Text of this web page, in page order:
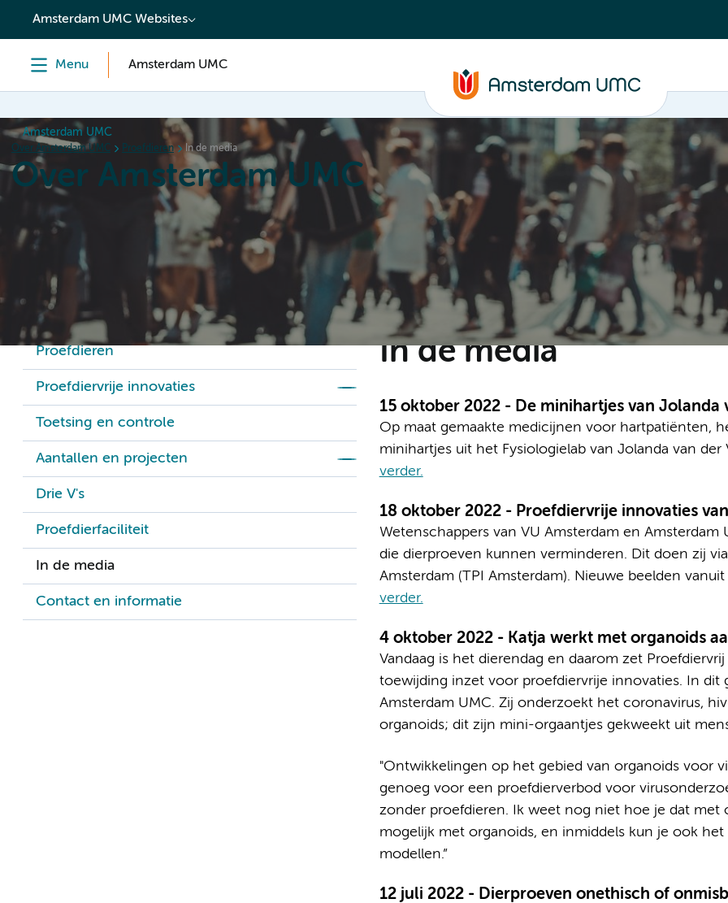
content
Amsterdam UMC Websites
Menu Amsterdam UMC
Amsterdam UMC
Over Amsterdam UMC Proefdieren In de media
Over Amsterdam UMC
Hoe wij werken Als werkgever Steun ons Evenementen Actueel Contact
Proefdieren
Proefdiervrije innovaties
Toetsing en controle
Aantallen en projecten
Drie V's
Proefdierfaciliteit
In de media
Contact en informatie
In de media
15 oktober 2022 - De minihartjes van
Op maat gemaakte medicijnen voor hartpatiënten,
minihartjes uit het Fysiologielab van Jolanda van
verder.
18 oktober 2022 - Proefdiervrije innovaties
Wetenschappers van VU Amsterdam en
die dierproeven kunnen verminderen. Dit doen zij
Amsterdam (TPI Amsterdam). Nieuwe beelden
verder.
4 oktober 2022 - Katja werkt met organoids
Vandaag is het dierendag en daarom zet
toewijding inzet voor proefdiervrije innovaties. In dit
Amsterdam UMC. Zij onderzoekt het coronavirus,
organoids; dit zijn mini-orgaantjes gekweekt uit
"Ontwikkelingen op het gebied van organoids voor
genoeg voor een proefdierverbod voor
zonder proefdieren. Ik weet nog niet hoe je dat met
mogelijk met organoids, en inmiddels kun je ook
modellen.”
12 juli 2022 - Dierproeven onethisch of